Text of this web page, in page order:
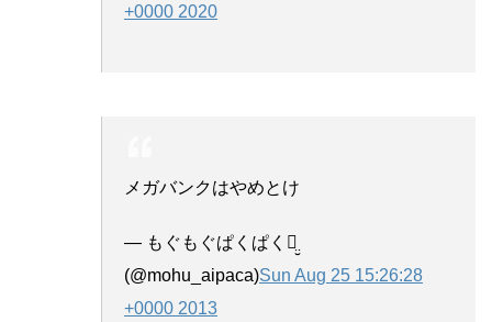
+0000 2020
メガバンクはやめとけ
— もぐもぐぱくぱくꪔ̤̮
(@mohu_aipaca)Sun Aug 25 15:26:28
+0000 2013